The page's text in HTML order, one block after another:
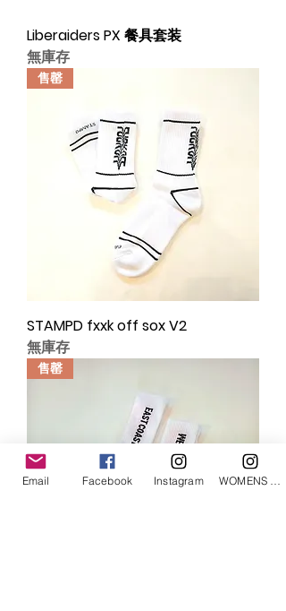
Liberaiders PX 餐具套装
無庫存
售罄
STAMPD fxxk off sox V2
無庫存
售罄
Email Facebook Instagram